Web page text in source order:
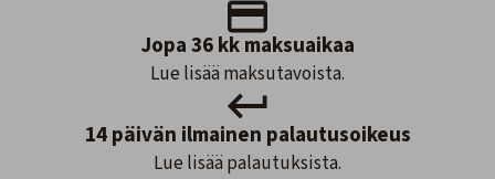
Jopa 36 kk maksuaikaa
Lue lisää maksutavoista.
14 päivän ilmainen palautusoikeus
Lue lisää palautuksista.